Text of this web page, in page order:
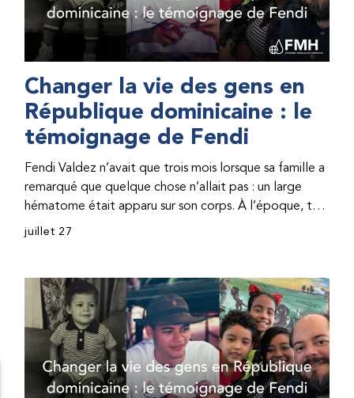
Changer la vie des gens en
République dominicaine : le
témoignage de Fendi
Fendi Valdez n’avait que trois mois lorsque sa famille a
remarqué que quelque chose n’allait pas : un large
hématome était apparu sur son corps. À l’époque, très
peu de professionnel·les de santé de République
correct, le traitement était encore largement
indisponible. Les concentrés de facteur étaient chers
et difficiles à se procurer. Afin que son traitement dure
plus longtemps, Fendi prenait parfois une dose
inférieure à celle prescrite. À cause de ces soins limités,
il avait fréquemment des saignements, manquait
juillet 27